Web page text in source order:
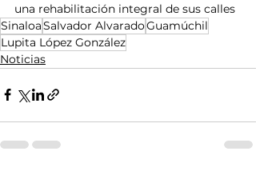
una rehabilitación integral de sus calles
SinaloaSalvador AlvaradoGuamúchil
Lupita López González
Noticias